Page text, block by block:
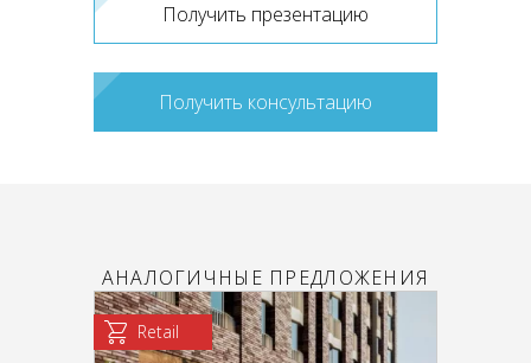
Получить презентацию
Получить консультацию
АНАЛОГИЧНЫЕ ПРЕДЛОЖЕНИЯ
Retail